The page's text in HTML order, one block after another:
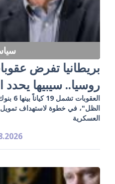
بريطانيا تفرض
روسيا.. سيبيها يحدد
الظل"، في خطوة لاستهداف تمويل
العسكرية